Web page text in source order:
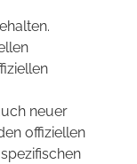
neuer
offiziellen